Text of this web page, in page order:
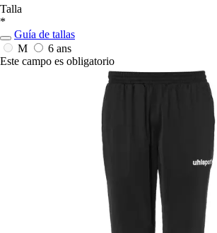
Talla
*
Guía de tallas
M
6 ans
Este campo es obligatorio